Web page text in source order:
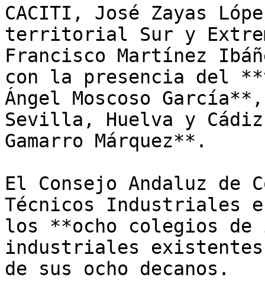
CACITI, José Zayas
territorial Sur y
Francisco Martínez
con la presencia del
Ángel Moscoso
Sevilla, Huelva y
Gamarro Márquez**.
El Consejo Andaluz de
Técnicos Industriales
los **ocho colegios de
industriales
de sus ocho decanos.